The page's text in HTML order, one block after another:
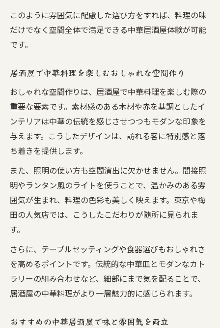
このように雰囲気に配慮した選び方をすれば、料理の味
だけでなく空間全体で満足できる中華居酒屋体験が可能
です。
居酒屋で中華料理を楽しむおしゃれな空間作り
おしゃれな空間作りは、居酒屋で中華料理を楽しむ際の
重要な要素です。素材感のある木材や赤を基調としたイ
ンテリアは中華の伝統を感じさせつつもモダンな印象を
与えます。こうしたデザインは、訪れる客に特別感と落
ち着きを提供します。
また、照明の使い方も空間演出に欠かせません。間接照
明やランタン風のライトを使うことで、温かみのある雰
囲気が生まれ、料理の色彩も美しく映えます。東京や梅
田の人気店では、こうしたこだわりが随所に見られま
す。
さらに、テーブルセッティングや食器選びもおしゃれさ
を高めるポイントです。伝統的な中華皿とモダンなカト
ラリーの組み合わせなど、細部にまで気を配ることで、
居酒屋の中華料理がより一層魅力的に感じられます。
おすすめの中華居酒屋で味と雰囲気を両立